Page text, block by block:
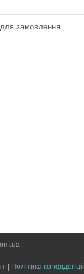
для замовлення
Політика